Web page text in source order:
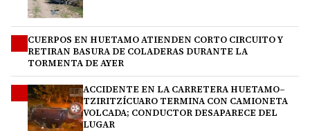
CUERPOS EN HUETAMO ATIENDEN CORTO CIRCUITO Y
RETIRAN BASURA DE COLADERAS DURANTE LA
TORMENTA DE AYER
ACCIDENTE EN LA CARRETERA HUETAMO–
TZIRITZÍCUARO TERMINA CON CAMIONETA
VOLCADA; CONDUCTOR DESAPARECE DEL
LUGAR